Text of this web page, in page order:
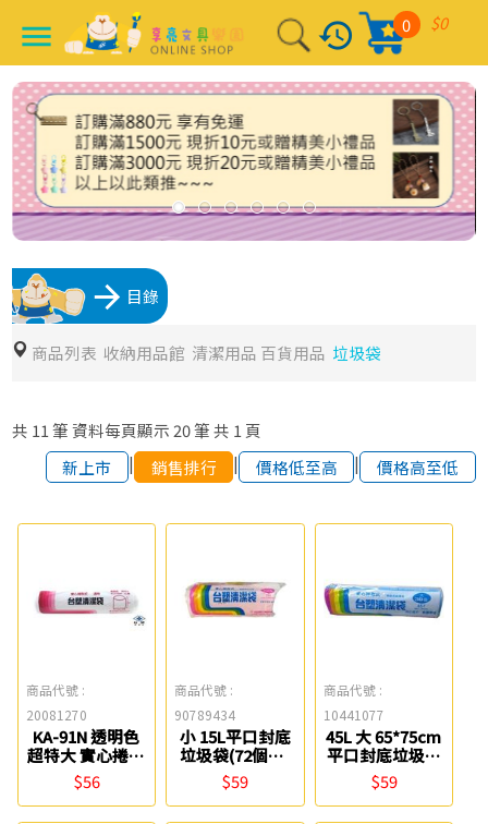
menu history $0
0
arrow_forward 目錄
商品列表 收納用品館 清潔用品 百貨用品 垃圾袋
共 11筆 資料每頁顯示 20筆 共 1頁
新上市
| 銷售排行 | 價格低至高 | 價格高至低
商品代號 :
20081270
KA-91N 透明色
超特大 實心捲取
式清潔袋
(91*110cm/126
L) 台塑
$56
商品代號 :
90789434
小 15L平口封底
垃圾袋(72個入)
台塑
$59
商品代號 :
10441077
45L 大 65*75cm
平口封底垃圾袋
(30個入) 台塑
$59